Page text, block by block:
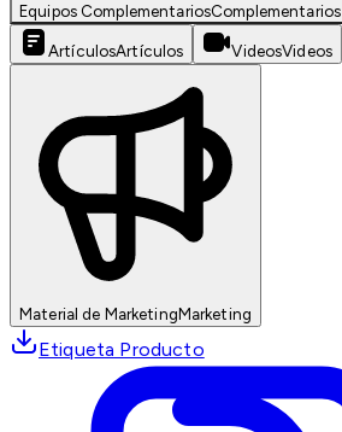
Equipos ComplementariosComplementarios
ArtículosArtículos VideosVideos
Material de MarketingMarketing
Etiqueta Producto